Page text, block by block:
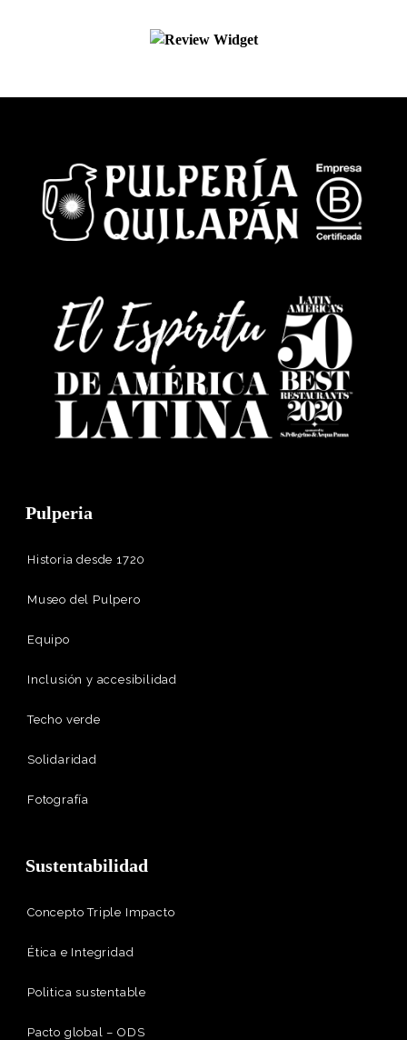
Pulperia
Historia desde 1720
Museo del Pulpero
Equipo
Inclusión y accesibilidad
Techo verde
Solidaridad
Fotografía
Sustentabilidad
Concepto Triple Impacto
Ética e Integridad
Politica sustentable
Pacto global – ODS